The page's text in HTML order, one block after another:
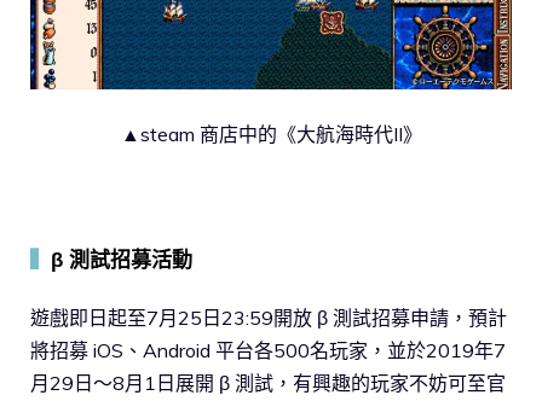
▲steam 商店中的《大航海時代II》
β 測試招募活動
遊戲即日起至7月25日23:59開放 β 測試招募申請，預計
將招募 iOS、Android 平台各500名玩家，並於2019年7
月29日～8月1日展開 β 測試，有興趣的玩家不妨可至官